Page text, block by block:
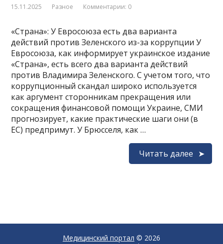
15.11.2025 Разное Комментарии: 0
«Страна»: У Евросоюза есть два варианта
действий против Зеленского из-за коррупции У
Евросоюза, как информирует украинское издание
«Страна», есть всего два варианта действий
против Владимира Зеленского. С учетом того, что
коррупционный скандал широко используется
как аргумент сторонникам прекращения или
сокращения финансовой помощи Украине, СМИ
прогнозирует, какие практические шаги они (в
ЕС) предпримут. У Брюсселя, как …
Читать далее
Медицинский портал © 2026